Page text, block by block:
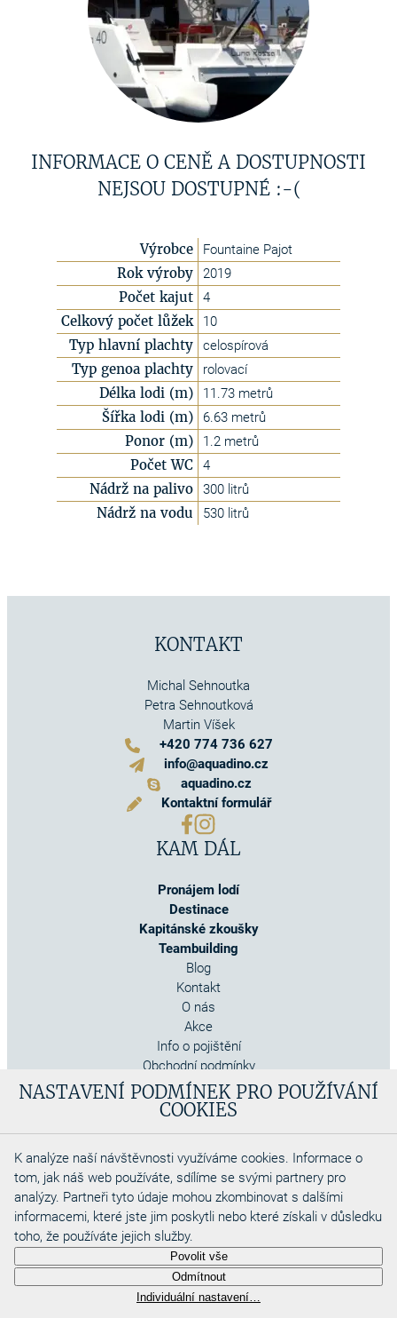
NASTAVENÍ PODMÍNEK PRO POUŽÍVÁNÍ
COOKIES
K analýze naší návštěvnosti využíváme cookies. Informace o
tom, jak náš web používáte, sdílíme se svými partnery pro
analýzy. Partneři tyto údaje mohou zkombinovat s dalšími
informacemi, které jste jim poskytli nebo které získali v důsledku
toho, že používáte jejich služby.
Povolit vše
Odmítnout
Individuální nastavení…
INFORMACE O CENĚ A DOSTUPNOSTI
NEJSOU DOSTUPNÉ :-(
Výrobce Fountaine Pajot
Rok výroby 2019
Počet kajut 4
Celkový počet lůžek 10
Typ hlavní plachty celospírová
Typ genoa plachty rolovací
Délka lodi (m) 11.73 metrů
Šířka lodi (m) 6.63 metrů
Ponor (m) 1.2 metrů
Počet WC 4
Nádrž na palivo 300 litrů
Nádrž na vodu 530 litrů
KONTAKT
Michal Sehnoutka
Petra Sehnoutková
Martin Víšek
+420 774 736 627
info@aquadino.cz
aquadino.cz
Kontaktní formulář
KAM DÁL
Pronájem lodí
Destinace
Kapitánské zkoušky
Teambuilding
Blog
Kontakt
O nás
Akce
Info o pojištění
Obchodní podmínky
Cookies
Copyright 2026
Aquadino s.r.o
Webdesigned by